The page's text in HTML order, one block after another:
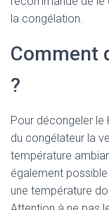
la congélation.
Comment
?
Pour décongeler
du congélateur la
température
également
une température